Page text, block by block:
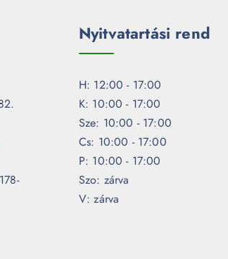
Nyitvatartási rend
H: 12:00 - 17:00
K: 10:00 - 17:00
Sze: 10:00 - 17:00
Cs: 10:00 - 17:00
P: 10:00 - 17:00
Szo: zárva
V: zárva